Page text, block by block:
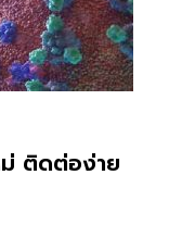
ติดต่อง่าย